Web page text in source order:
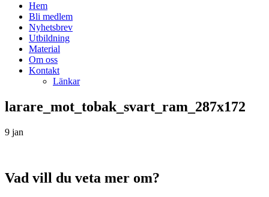
Hem
Bli medlem
Nyhetsbrev
Utbildning
Material
Om oss
Kontakt
Länkar
larare_mot_tobak_svart_ram_287x172
9 jan
Vad vill du veta mer om?